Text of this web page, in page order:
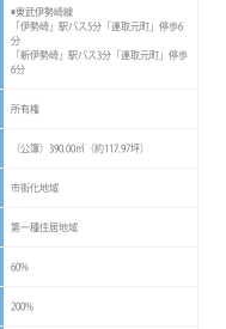
◉東武伊勢崎線
「伊勢崎」駅バス5分「連取元町」停歩6
分
「新伊勢崎」駅バス3分「連取元町」停歩
6分
所有権
（公簿）390.00㎡（約117.97坪）
市街化地域
第一種住居地域
60%
200%